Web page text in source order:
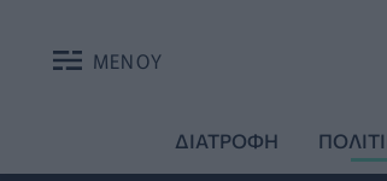
ΜΕΝΟΥ
ΔΙΑΤΡΟΦΗ